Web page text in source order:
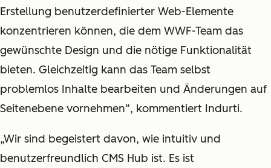
Erstellung benutzerdefinierter Web-Elemente
konzentrieren können, die dem WWF-Team das
gewünschte Design und die nötige Funktionalität
bieten. Gleichzeitig kann das Team selbst
problemlos Inhalte bearbeiten und Änderungen auf
Seitenebene vornehmen“, kommentiert Indurti.
„Wir sind begeistert davon, wie intuitiv und
benutzerfreundlich CMS Hub ist. Es ist